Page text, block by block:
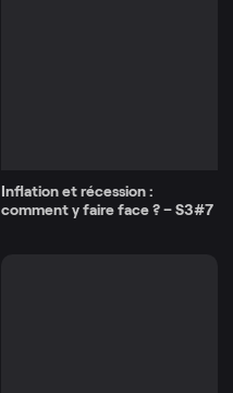
Inflation et récession :
comment y faire face ? – S3#7